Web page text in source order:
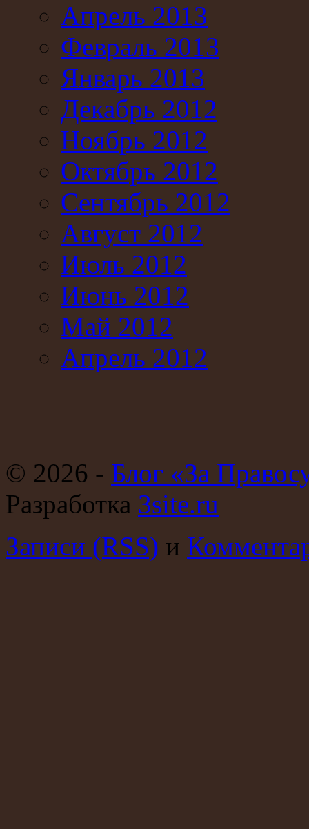
Апрель 2013
Февраль 2013
Январь 2013
Декабрь 2012
Ноябрь 2012
Октябрь 2012
Сентябрь 2012
Август 2012
Июль 2012
Июнь 2012
Май 2012
Апрель 2012
© 2026 - Блог «За
Разработка 3site.ru
Записи (RSS) и